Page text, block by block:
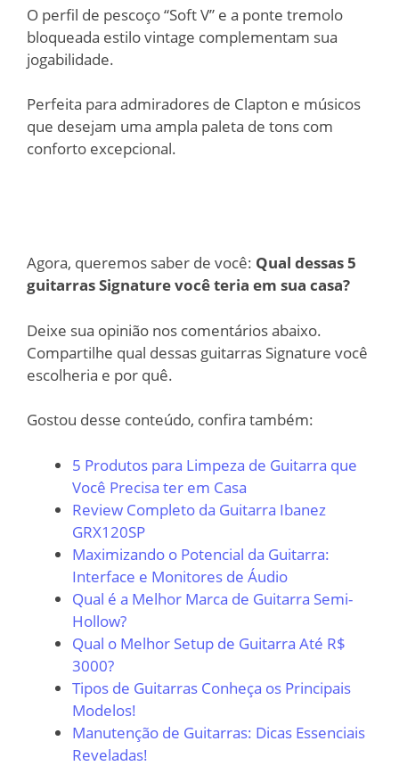
O perfil de pescoço “Soft V” e a ponte tremolo
bloqueada estilo vintage complementam sua
jogabilidade.
Perfeita para admiradores de Clapton e músicos
que desejam uma ampla paleta de tons com
conforto excepcional.
Agora, queremos saber de você: Qual dessas 5
guitarras Signature você teria em sua casa?
Deixe sua opinião nos comentários abaixo.
Compartilhe qual dessas guitarras Signature você
escolheria e por quê.
Gostou desse conteúdo, confira também:
5 Produtos para Limpeza de Guitarra que
Você Precisa ter em Casa
Review Completo da Guitarra Ibanez
GRX120SP
Maximizando o Potencial da Guitarra:
Interface e Monitores de Áudio
Qual é a Melhor Marca de Guitarra Semi-
Hollow?
Qual o Melhor Setup de Guitarra Até R$
3000?
Tipos de Guitarras Conheça os Principais
Modelos!
Manutenção de Guitarras: Dicas Essenciais
Reveladas!